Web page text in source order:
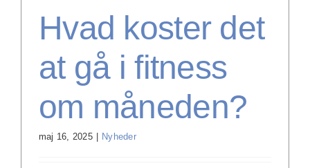
Hvad koster det
at gå i fitness
om måneden?
maj 16, 2025 Nyheder